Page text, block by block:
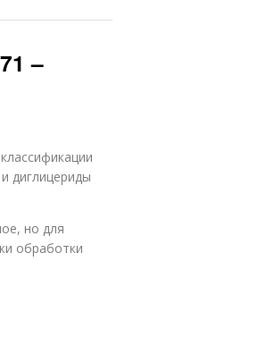
–
диглицериды
но для
обработки